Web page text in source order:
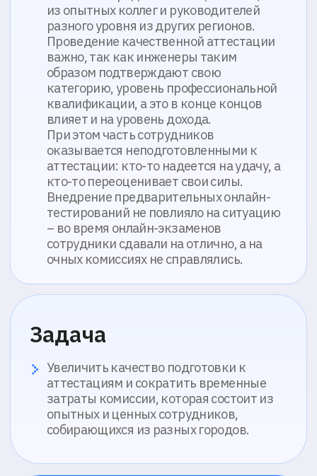
Увеличить качество подготовки к
аттестациям и сократить временные
затраты комиссии, которая состоит из
опытных и ценных сотрудников,
собирающихся из разных городов.
Результат
Сотрудники оказались в равных
условиях во время тестирований, и это
проходить аттестацию
Появилось ощущение честности и
прозрачности процедуры аттестации
для сотрудников
Уровень квалификаций сотрудников
вырос, благодаря реальной подготовки
Сокращение времени работы
аттестационных комиссий на 30%
100% теоретическая готовность
сотрудников к аттестациям
Тестирование было разделено на базовое
теоретическое и базовое практическое.
Тест по теории был размещен на
платформе iSpring. Тестирование стало
проводиться с использованием
прокторинга, чтобы исключить
возможности списывания.